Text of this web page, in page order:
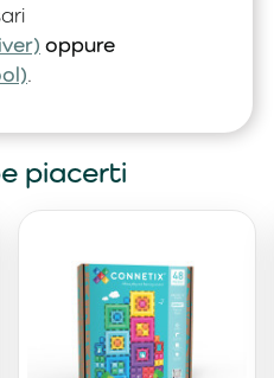
oppure
.
piacerti